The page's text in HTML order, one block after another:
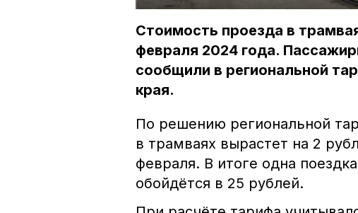
Стоимость проезда в
февраля 2024 года.
сообщили в региональной
края.
По решению региональной
в трамваях вырастет на 2
февраля. В итоге одна
обойдётся в 25 рублей.